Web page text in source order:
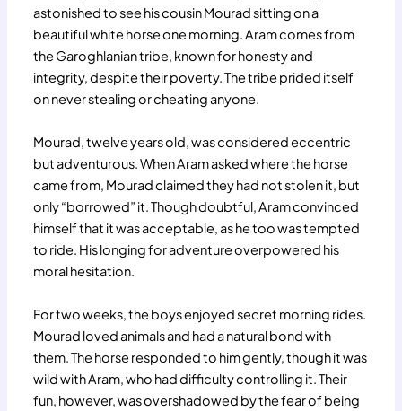
astonished to see his cousin Mourad sitting on a
beautiful white horse one morning. Aram comes from
the Garoghlanian tribe, known for honesty and
integrity, despite their poverty. The tribe prided itself
on never stealing or cheating anyone.
Mourad, twelve years old, was considered eccentric
but adventurous. When Aram asked where the horse
came from, Mourad claimed they had not stolen it, but
only “borrowed” it. Though doubtful, Aram convinced
himself that it was acceptable, as he too was tempted
to ride. His longing for adventure overpowered his
moral hesitation.
For two weeks, the boys enjoyed secret morning rides.
Mourad loved animals and had a natural bond with
them. The horse responded to him gently, though it was
wild with Aram, who had difficulty controlling it. Their
fun, however, was overshadowed by the fear of being